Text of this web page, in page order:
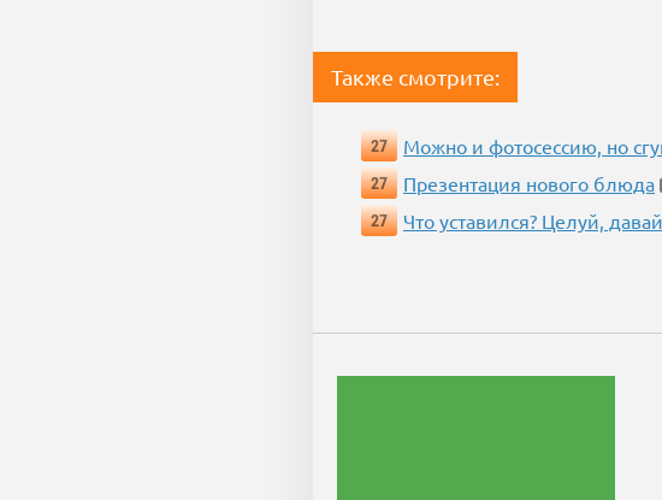
Также смотрите:
27 Можно и фотосессию, но
27
Презентация нового блюда
27
Что уставился? Целуй,